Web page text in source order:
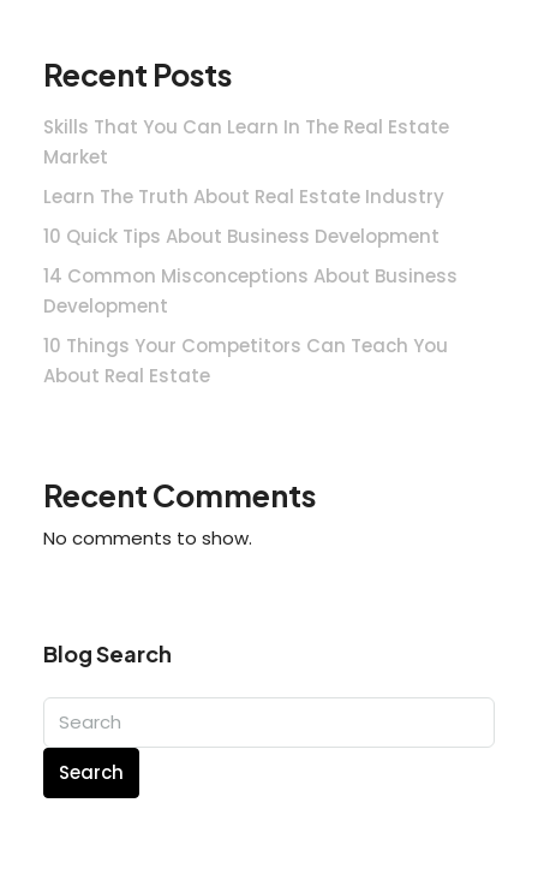
Recent Posts
Skills That You Can Learn In The Real Estate
Market
Learn The Truth About Real Estate Industry
10 Quick Tips About Business Development
14 Common Misconceptions About Business
Development
10 Things Your Competitors Can Teach You
About Real Estate
Recent Comments
No comments to show.
Blog Search
Search